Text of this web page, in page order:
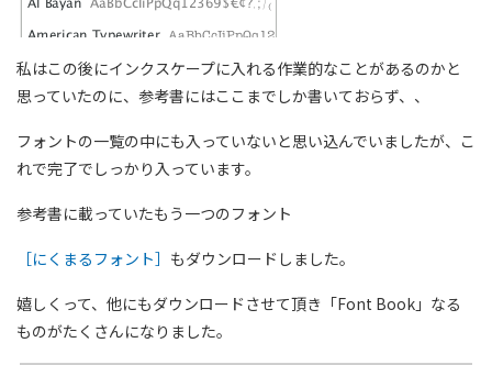
私はこの後にインクスケープに入れる作業的なことがあるのかと
思っていたのに、参考書にはここまでしか書いておらず、、
フォントの一覧の中にも入っていないと思い込んでいましたが、こ
れで完了でしっかり入っています。
参考書に載っていたもう一つのフォント
［にくまるフォント］ もダウンロードしました。
嬉しくって、他にもダウンロードさせて頂き「Font Book」なる
ものがたくさんになりました。